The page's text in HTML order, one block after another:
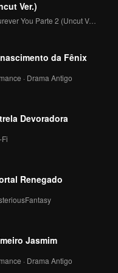
Ver.)
Fourever You Parte 2 (Uncut Ver.)
da Fênix
· Drama Antigo
Devoradora
Renegado
Jasmim
· Drama Antigo